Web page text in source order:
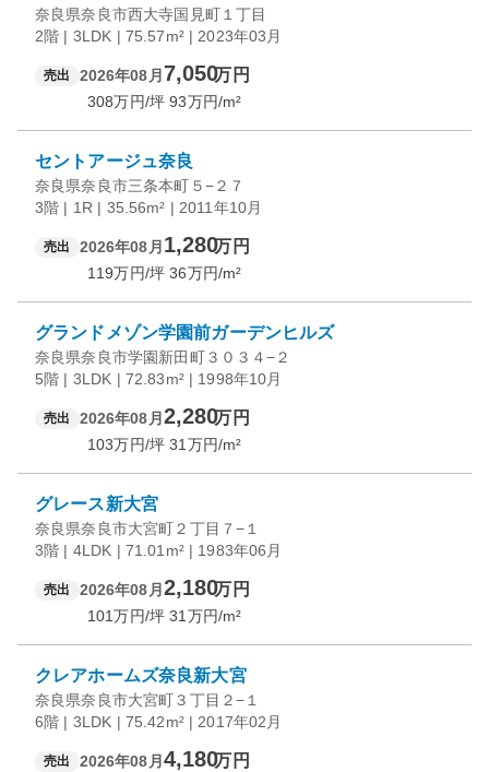
奈良県奈良市西大寺国見町１丁目
2階 | 3LDK | 75.57m² | 2023年03月
売出 2026年08月 7,050万円
308万円/坪 93万円/m²
セントアージュ奈良
奈良県奈良市三条本町５−２７
3階 | 1R | 35.56m² | 2011年10月
売出 2026年08月 1,280万円
119万円/坪 36万円/m²
グランドメゾン学園前ガーデンヒルズ
奈良県奈良市学園新田町３０３４−２
5階 | 3LDK | 72.83m² | 1998年10月
売出 2026年08月 2,280万円
103万円/坪 31 万円/m²
グレース新大宮
奈良県奈良市大宮町２丁目７−１
3階 | 4LDK | 71.01m² | 1983年06月
売出 2026年08月 2,180万円
101万円/坪 31 万円/m²
クレアホームズ奈良新大宮
奈良県奈良市大宮町３丁目２−１
6階 | 3LDK | 75.42m² | 2017年02月
売出 2026年08月 4,180万円